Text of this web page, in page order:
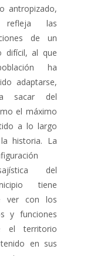
antropizado,
refleja las
de un
difícil, al que
ha
adaptarse,
sacar del
el máximo
a lo largo
historia. La
del
tiene
ver con los
y funciones
el territorio
en sus